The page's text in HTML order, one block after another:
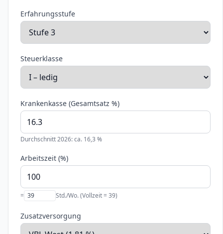
Erfahrungsstufe
Steuerklasse
Krankenkasse (Gesamtsatz %)
Durchschnitt 2026: ca. 16,3 %
Arbeitszeit (%)
= Std./Wo. (Vollzeit = 39)
Zusatzversorgung